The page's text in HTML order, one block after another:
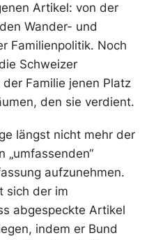
Artikel: von der
Wander- und
Familienpolitik. Noch
Schweizer
Familie jenen Platz
den sie verdient.
längst nicht mehr der
„umfassenden“
aufzunehmen.
sich der im
abgespeckte Artikel
indem er Bund